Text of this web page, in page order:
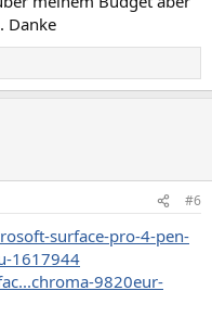
Danke
#6
surface-pro-4-pen-
1617944
9820eur-